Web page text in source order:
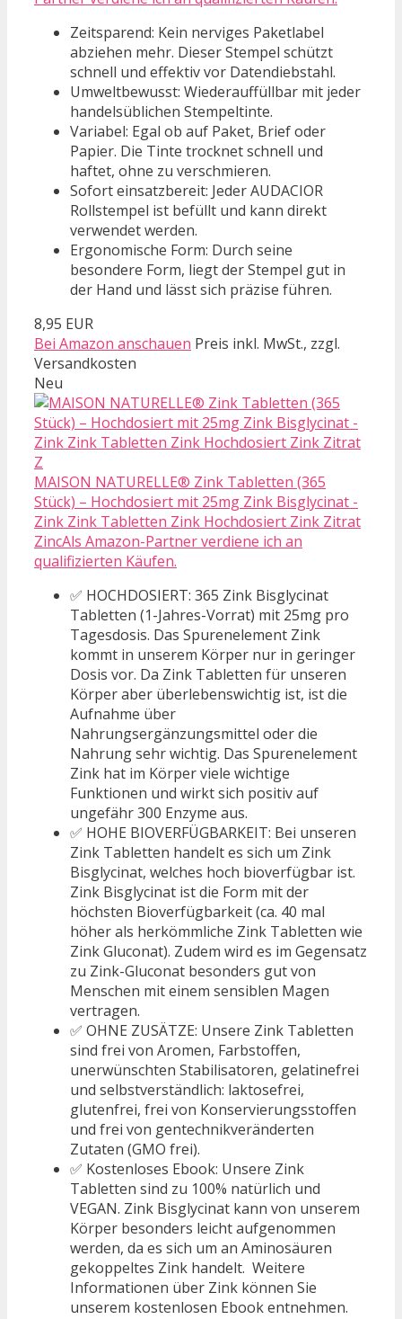
Zeitsparend: Kein nerviges Paketlabel
abziehen mehr. Dieser Stempel schützt
schnell und effektiv vor Datendiebstahl.
Umweltbewusst: Wiederauffüllbar mit jeder
handelsüblichen Stempeltinte.
Variabel: Egal ob auf Paket, Brief oder
Papier. Die Tinte trocknet schnell und
haftet, ohne zu verschmieren.
Sofort einsatzbereit: Jeder AUDACIOR
Rollstempel ist befüllt und kann direkt
verwendet werden.
Ergonomische Form: Durch seine
besondere Form, liegt der Stempel gut in
der Hand und lässt sich präzise führen.
8,95 EUR
Bei Amazon anschauen Preis inkl. MwSt., zzgl.
Versandkosten
Neu
MAISON NATURELLE® Zink Tabletten (365
Stück) – Hochdosiert mit 25mg Zink Bisglycinat -
Zink Zink Tabletten Zink Hochdosiert Zink Zitrat
ZincAls Amazon-Partner verdiene ich an
qualifizierten Käufen.
✅ HOCHDOSIERT: 365 Zink Bisglycinat
Tabletten (1-Jahres-Vorrat) mit 25mg pro
Tagesdosis. Das Spurenelement Zink
kommt in unserem Körper nur in geringer
Dosis vor. Da Zink Tabletten für unseren
Körper aber überlebenswichtig ist, ist die
Aufnahme über
Nahrungsergänzungsmittel oder die
Nahrung sehr wichtig. Das Spurenelement
Zink hat im Körper viele wichtige
Funktionen und wirkt sich positiv auf
ungefähr 300 Enzyme aus.
✅ HOHE BIOVERFÜGBARKEIT: Bei unseren
Zink Tabletten handelt es sich um Zink
Bisglycinat, welches hoch bioverfügbar ist.
Zink Bisglycinat ist die Form mit der
höchsten Bioverfügbarkeit (ca. 40 mal
höher als herkömmliche Zink Tabletten wie
Zink Gluconat). Zudem wird es im Gegensatz
zu Zink-Gluconat besonders gut von
Menschen mit einem sensiblen Magen
vertragen.
✅ OHNE ZUSÄTZE: Unsere Zink Tabletten
sind frei von Aromen, Farbstoffen,
unerwünschten Stabilisatoren, gelatinefrei
und selbstverständlich: laktosefrei,
glutenfrei, frei von Konservierungsstoffen
und frei von gentechnikveränderten
Zutaten (GMO frei).
✅ Kostenloses Ebook: Unsere Zink
Tabletten sind zu 100% natürlich und
VEGAN. Zink Bisglycinat kann von unserem
Körper besonders leicht aufgenommen
werden, da es sich um an Aminosäuren
gekoppeltes Zink handelt. Weitere
Informationen über Zink können Sie
unserem kostenlosen Ebook entnehmen.